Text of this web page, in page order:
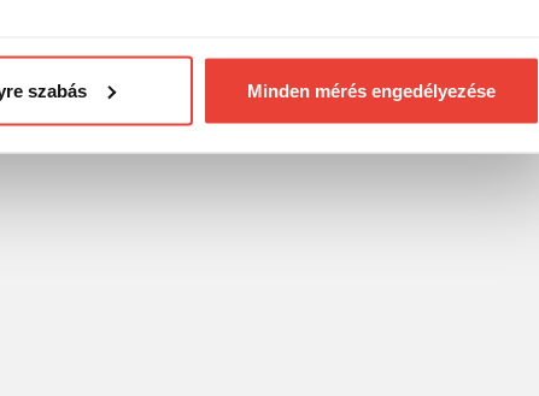
szabás Minden mérés engedélyezése